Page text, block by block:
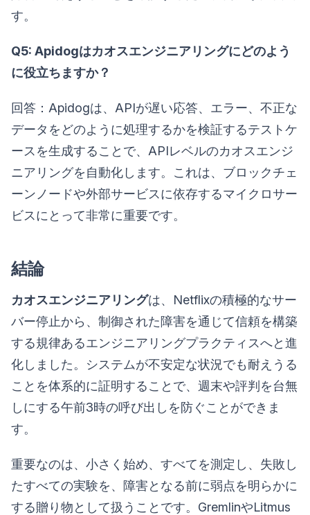
す。
Q5: Apidogはカオスエンジニアリングにどのよう
に役立ちますか？
回答：Apidogは、APIが遅い応答、エラー、不正な
データをどのように処理するかを検証するテストケ
ースを生成することで、APIレベルのカオスエンジ
ニアリングを自動化します。これは、ブロックチェ
ーンノードや外部サービスに依存するマイクロサー
ビスにとって非常に重要です。
結論
カオスエンジニアリングは、Netflixの積極的なサー
バー停止から、制御された障害を通じて信頼を構築
する規律あるエンジニアリングプラクティスへと進
化しました。システムが不安定な状況でも耐えうる
ことを体系的に証明することで、週末や評判を台無
しにする午前3時の呼び出しを防ぐことができま
す。
重要なのは、小さく始め、すべてを測定し、失敗し
たすべての実験を、障害となる前に弱点を明らかに
する贈り物として扱うことです。GremlinやLitmus